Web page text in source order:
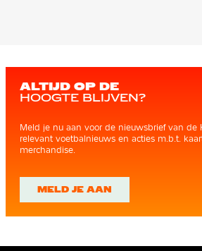
ALTIJD OP DE
HOOGTE BLIJVEN?
Meld je nu aan voor de nieuwsbrief van de
relevant voetbalnieuws en acties m.b.t.
merchandise.
MELD JE AAN